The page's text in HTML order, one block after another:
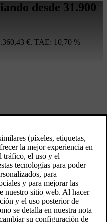
desde 31.900
€. TAE: 10,70 %
en tu nuevo vehículo.
su entrega.